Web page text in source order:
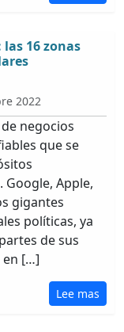
16 zonas
2022
negocios
que se
Google, Apple,
gigantes
políticas, ya
de sus
en […]
Lee mas